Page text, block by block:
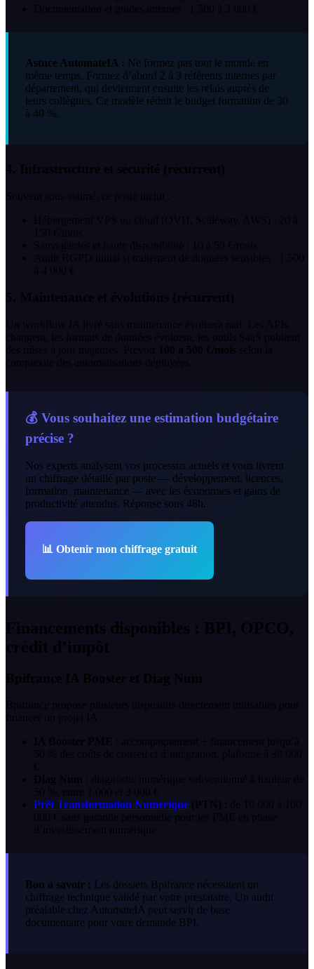
Documentation et guides internes : 1 500 à 3 000 €
Astuce AutomateIA : Ne formez pas tout le monde en
même temps. Formez d’abord 2 à 3 référents internes par
département, qui deviennent ensuite les relais auprès de
leurs collègues. Ce modèle réduit le budget formation de 30
à 40 %.
4. Infrastructure et sécurité (récurrent)
Souvent sous-estimé, ce poste inclut :
Hébergement VPS ou cloud (OVH, Scaleway, AWS) : 20 à
150 €/mois
Sauvegardes et haute disponibilité : 10 à 50 €/mois
Audit RGPD initial si traitement de données sensibles : 1 500
à 4 000 €
5. Maintenance et évolutions (récurrent)
Un workflow IA livré sans maintenance évoluera mal. Les APIs
changent, les formats de données évoluent, les outils SaaS publient
des mises à jour majeures. Prévoir
100 à 500 €/mois selon la
complexité des automatisations déployées.
💰 Vous souhaitez une estimation budgétaire
précise ?
Nos experts analysent vos processus actuels et vous livrent
un chiffrage détaillé par poste — développement, licences,
formation, maintenance — avec les économies et gains de
productivité attendus. Réponse sous 48h.
📊 Obtenir mon chiffrage gratuit
Financements disponibles : BPI, OPCO,
crédit d’impôt
Bpifrance IA Booster et Diag Num
Bpifrance propose plusieurs dispositifs directement utilisables pour
financer un projet IA :
IA Booster PME
: accompagnement + financement jusqu’à
50 % des coûts de conseil et d’intégration, plafonné à 30 000
€
Diag Num : diagnostic numérique subventionné à hauteur de
50 %, entre 1 000 et 3 000 €
Prêt Transformation Numérique (PTN) : de 10 000 à 100
000 € sans garantie personnelle pour les PME en phase
d’investissement numérique
Bon à savoir : Les dossiers Bpifrance nécessitent un
chiffrage technique validé par votre prestataire. Un audit
préalable chez AutomateIA peut servir de base
documentaire pour votre demande BPI.